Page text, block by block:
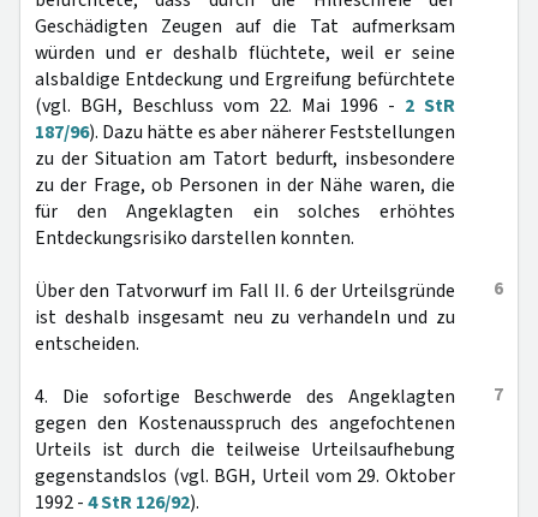
Geschädigten Zeugen auf die Tat aufmerksam
würden und er deshalb flüchtete, weil er seine
alsbaldige Entdeckung und Ergreifung befürchtete
(vgl. BGH, Beschluss vom 22. Mai 1996 - 2 StR
187/96). Dazu hätte es aber näherer Feststellungen
zu der Situation am Tatort bedurft, insbesondere
zu der Frage, ob Personen in der Nähe waren, die
für den Angeklagten ein solches erhöhtes
Entdeckungsrisiko darstellen konnten.
6
Über den Tatvorwurf im Fall II. 6 der Urteilsgründe
ist deshalb insgesamt neu zu verhandeln und zu
entscheiden.
7
4. Die sofortige Beschwerde des Angeklagten
gegen den Kostenausspruch des angefochtenen
Urteils ist durch die teilweise Urteilsaufhebung
gegenstandslos (vgl. BGH, Urteil vom 29. Oktober
1992 -4 StR 126/92).